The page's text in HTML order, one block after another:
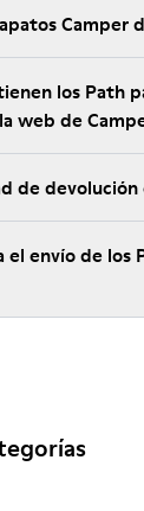
Camper
los Path
web de
de devolución
el envío de los